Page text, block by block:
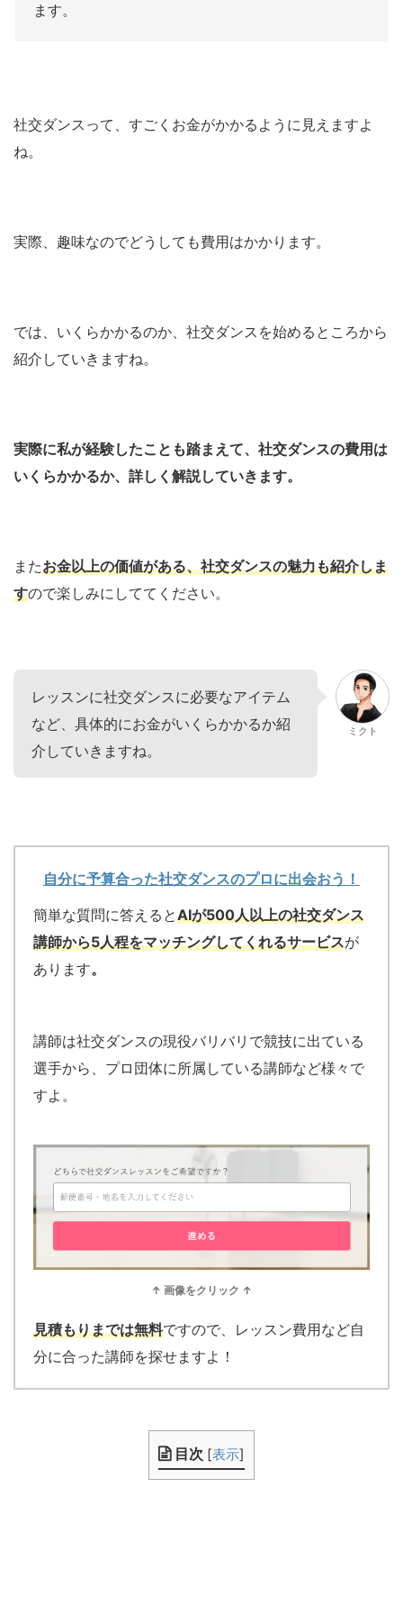
ます。
社交ダンスって、すごくお金がかかるように見えますよ
ね。
実際、趣味なのでどうしても費用はかかります。
では、いくらかかるのか、社交ダンスを始めるところから
紹介していきますね。
実際に私が経験したことも踏まえて、社交ダンスの費用は
いくらかかるか、詳しく解説していきます。
またお金以上の価値がある、社交ダンスの魅力も紹介しま
すので楽しみにしててください。
レッスンに社交ダンスに必要なアイテム
など、具体的にお金がいくらかかるか紹
介していきますね。
ミクト
自分に予算合った社交ダンスのプロに出会おう！
簡単な質問に答えるとAIが500人以上の社交ダンス
講師から5人程をマッチングしてくれるサービスが
あります。
講師は社交ダンスの現役バリバリで競技に出ている
選手から、プロ団体に所属している講師など様々で
すよ。
↑ 画像をクリック ↑
見積もりまでは無料ですので、レッスン費用など自
分に合った講師を探せますよ！
目次 [表示]